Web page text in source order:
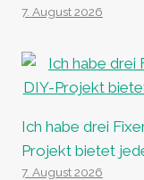
7. August 2026
Ich habe drei
Projekt bietet
7. August 2026